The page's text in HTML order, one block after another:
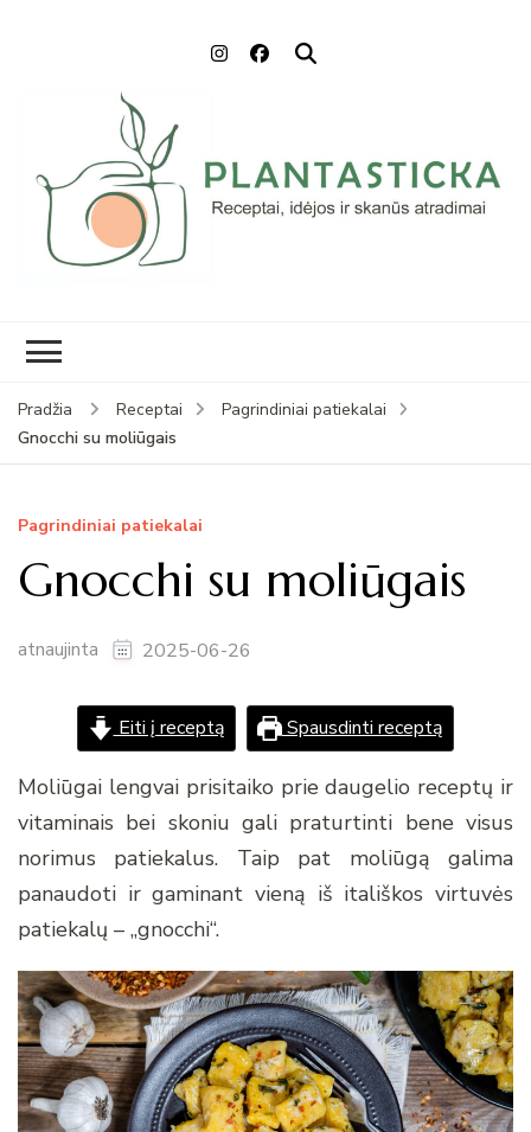
Pradžia Receptai
Pagrindiniai patiekalai
Gnocchi su moliūgais
Pagrindiniai patiekalai
Gnocchi su moliūgais
atnaujinta 2025-06-26
Eiti į receptą Spausdinti receptą
Moliūgai lengvai prisitaiko prie daugelio receptų ir
vitaminais bei skoniu gali praturtinti bene visus
norimus patiekalus. Taip pat moliūgą galima
panaudoti ir gaminant vieną iš itališkos virtuvės
patiekalų – „gnocchi“.